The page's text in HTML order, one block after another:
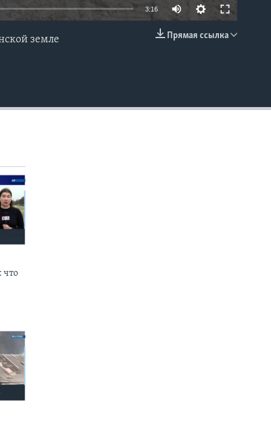
3:16
Прямая ссылка
земле
что